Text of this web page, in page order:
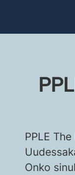
PPLE
Onko